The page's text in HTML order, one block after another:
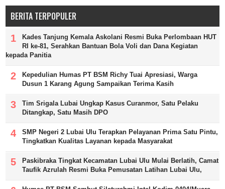
BERITA TERPOPULER
Kades Tanjung Kemala Askolani Resmi Buka Perlombaan HUT
RI ke-81, Serahkan Bantuan Bola Voli dan Dana Kegiatan
kepada Panitia
Kepedulian Humas PT BSM Richy Tuai Apresiasi, Warga
Dusun 1 Karang Agung Sampaikan Terima Kasih
Tim Srigala Lubai Ungkap Kasus Curanmor, Satu Pelaku
Ditangkap, Satu Masih DPO
SMP Negeri 2 Lubai Ulu Terapkan Pelayanan Prima Satu Pintu,
Tingkatkan Kualitas Layanan kepada Masyarakat
Paskibraka Tingkat Kecamatan Lubai Ulu Mulai Berlatih, Camat
Taufik Azrulah Resmi Buka Pemusatan Latihan Lubai Ulu,